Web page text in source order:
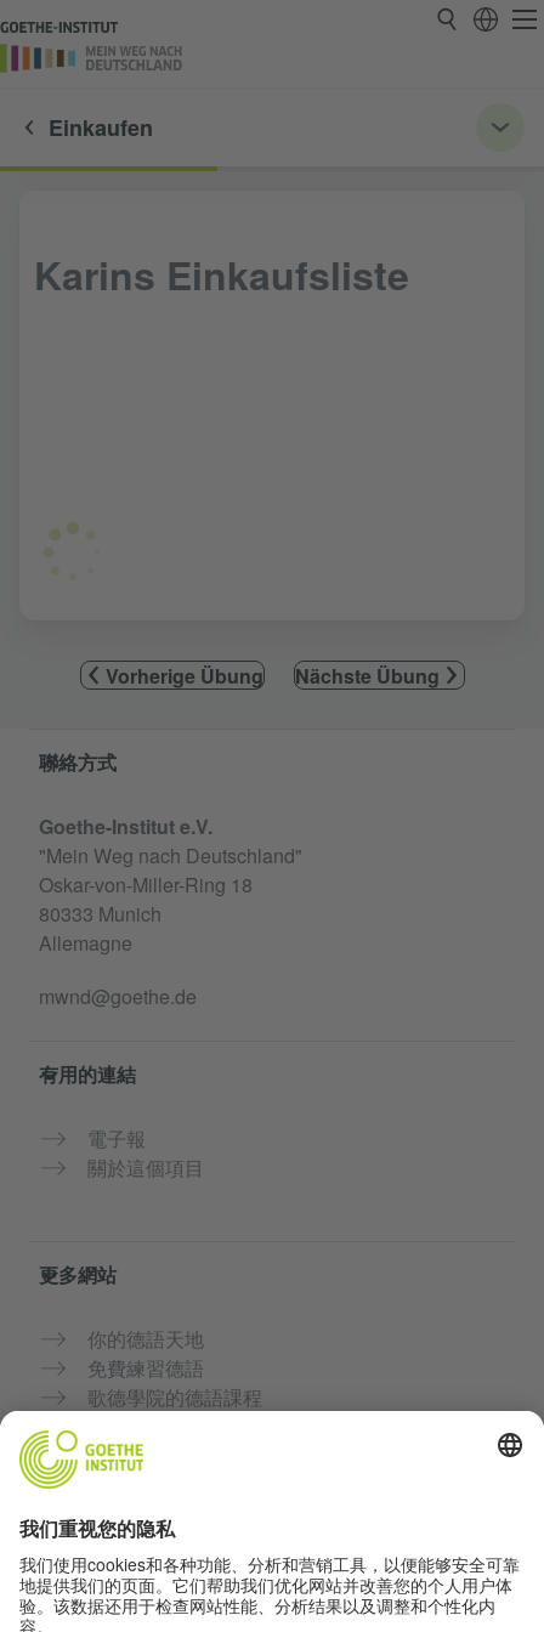
Einkaufen
Karins Einkaufsliste
Vorherige Übung Nächste Übung
Information and services
聯絡方式
Goethe-Institut e.V.
"Mein Weg nach Deutschland"
Oskar-von-Miller-Ring 18
80333 Munich
Allemagne
mwnd@goethe.de
有用的連結
電子報
關於這個項目
更多網站
你的德語天地
免費練習德語
歌德學院的德語課程
隱私與無障礙
隱私設定